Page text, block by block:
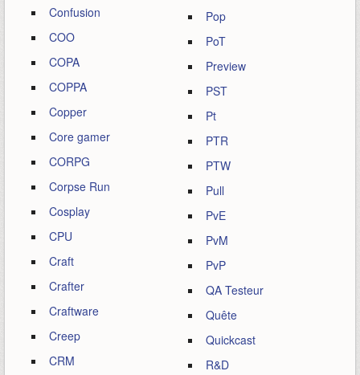
Confusion
COO
COPA
COPPA
Copper
Core gamer
CORPG
Corpse Run
Cosplay
CPU
Craft
Crafter
Craftware
Creep
CRM
Pop
PoT
Preview
PST
Pt
PTR
PTW
Pull
PvE
PvM
PvP
QA Testeur
Quête
Quickcast
R&D